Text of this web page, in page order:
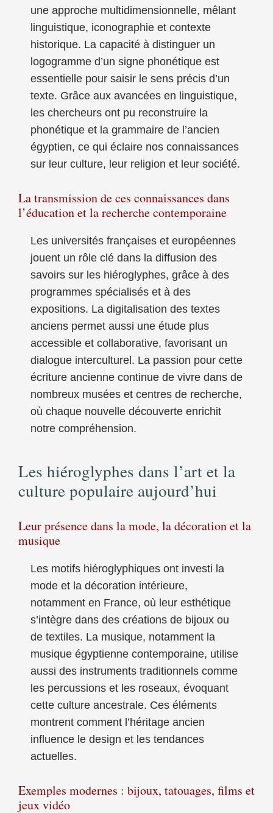
une approche multidimensionnelle, mêlant
linguistique, iconographie et contexte
historique. La capacité à distinguer un
logogramme d’un signe phonétique est
essentielle pour saisir le sens précis d’un
texte. Grâce aux avancées en linguistique,
les chercheurs ont pu reconstruire la
phonétique et la grammaire de l’ancien
égyptien, ce qui éclaire nos connaissances
sur leur culture, leur religion et leur société.
La transmission de ces connaissances dans
l’éducation et la recherche contemporaine
Les universités françaises et européennes
jouent un rôle clé dans la diffusion des
savoirs sur les hiéroglyphes, grâce à des
programmes spécialisés et à des
expositions. La digitalisation des textes
anciens permet aussi une étude plus
accessible et collaborative, favorisant un
dialogue interculturel. La passion pour cette
écriture ancienne continue de vivre dans de
nombreux musées et centres de recherche,
où chaque nouvelle découverte enrichit
notre compréhension.
Les hiéroglyphes dans l’art et la
culture populaire aujourd’hui
Leur présence dans la mode, la décoration et la
musique
Les motifs hiéroglyphiques ont investi la
mode et la décoration intérieure,
notamment en France, où leur esthétique
s’intègre dans des créations de bijoux ou
de textiles. La musique, notamment la
musique égyptienne contemporaine, utilise
aussi des instruments traditionnels comme
les percussions et les roseaux, évoquant
cette culture ancestrale. Ces éléments
montrent comment l’héritage ancien
influence le design et les tendances
actuelles.
Exemples modernes : bijoux, tatouages, films et
jeux vidéo